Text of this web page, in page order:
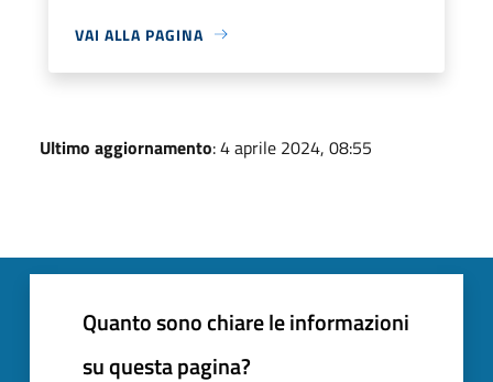
VAI ALLA PAGINA
Ultimo aggiornamento: 4 aprile 2024, 08:55
Quanto sono chiare le informazioni
su questa pagina?